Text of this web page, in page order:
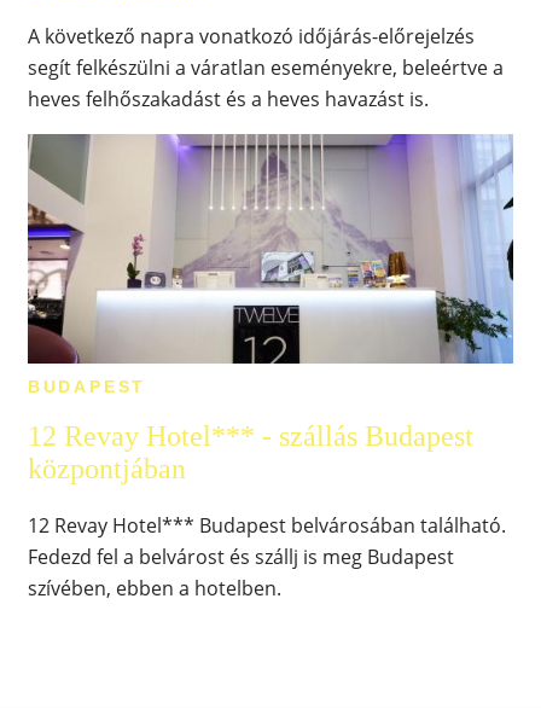
A következő napra vonatkozó időjárás-előrejelzés
segít felkészülni a váratlan eseményekre, beleértve a
heves felhőszakadást és a heves havazást is.
BUDAPEST
12 Revay Hotel*** - szállás Budapest
központjában
12 Revay Hotel*** Budapest belvárosában található.
Fedezd fel a belvárost és szállj is meg Budapest
szívében, ebben a hotelben.